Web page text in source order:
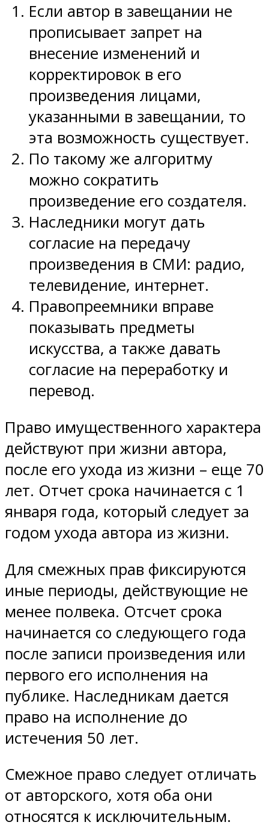
Если автор в завещании не
прописывает запрет на
внесение изменений и
корректировок в его
произведения лицами,
указанными в завещании, то
эта возможность существует.
По такому же алгоритму
можно сократить
произведение его создателя.
Наследники могут дать
согласие на передачу
произведения в СМИ: радио,
телевидение, интернет.
Правопреемники вправе
показывать предметы
искусства, а также давать
согласие на переработку и
перевод.
Право имущественного характера
действуют при жизни автора,
после его ухода из жизни – еще 70
лет. Отчет срока начинается с 1
января года, который следует за
годом ухода автора из жизни.
Для смежных прав фиксируются
иные периоды, действующие не
менее полвека. Отсчет срока
начинается со следующего года
после записи произведения или
первого его исполнения на
публике. Наследникам дается
право на исполнение до
истечения 50 лет.
Смежное право следует отличать
от авторского, хотя оба они
относятся к исключительным.